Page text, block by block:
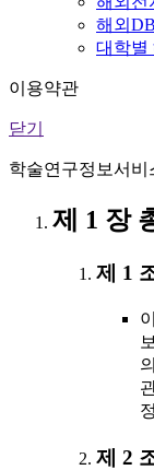
해외
대학별
이용약관
닫기
학술연구정보서비
제 1 장
제 1
제 2